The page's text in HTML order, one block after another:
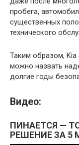
пробега,
существенных
технического
Таким образом, Kia
можно назвать
долгие годы
Видео:
ПИНАЕТСЯ —
РЕШЕНИЕ ЗА 5